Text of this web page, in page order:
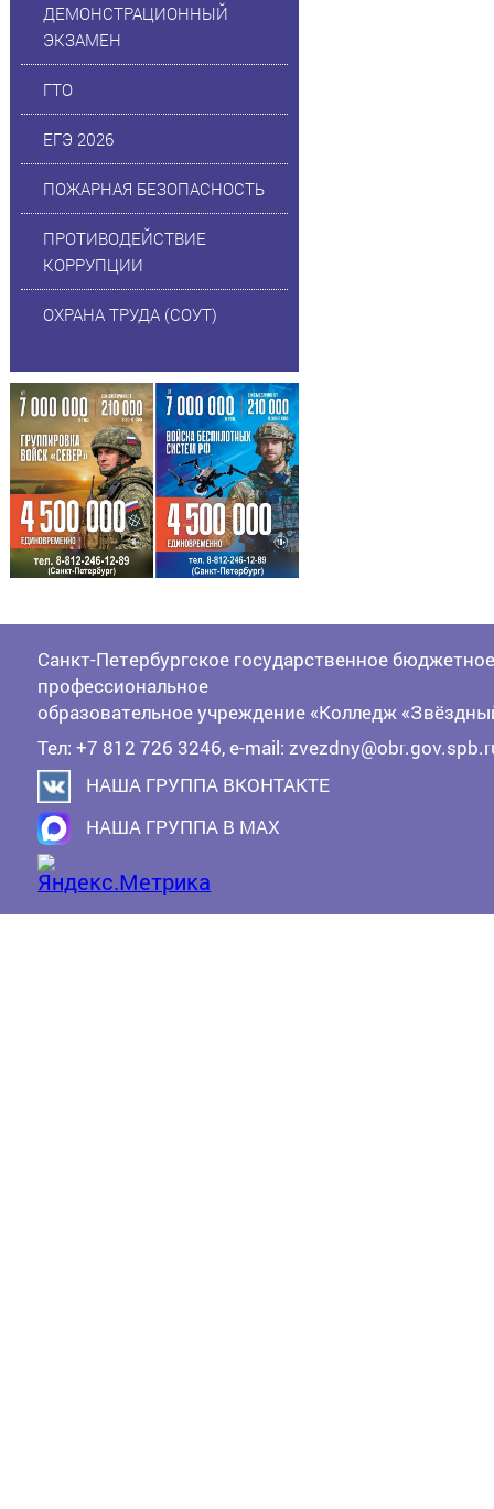
ДЕМОНСТРАЦИОННЫЙ
ЭКЗАМЕН
ГТО
ЕГЭ 2026
ПОЖАРНАЯ БЕЗОПАСНОСТЬ
ПРОТИВОДЕЙСТВИЕ
КОРРУПЦИИ
ОХРАНА ТРУДА (СОУТ)
Санкт-Петербургское государственное
профессиональное
образовательное учреждение «Колледж
Тел: +7 812 726 3246, e-mail:
НАША ГРУППА ВКОНТАКТЕ
НАША ГРУППА В MAX